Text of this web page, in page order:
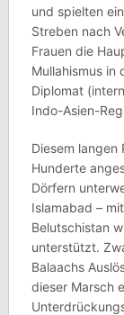
und spielten
Streben nach
Frauen die
Mullahismus in
Diplomat
Indo-Asien-
Diesem
Hunderte
Dörfern
Islamabad –
Belutschistan
unterstützt.
Balaachs
dieser Marsch